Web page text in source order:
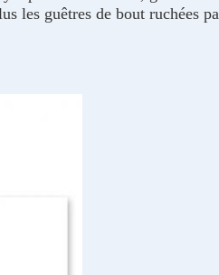
les guêtres de bout ruchées